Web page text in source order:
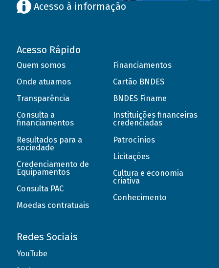
Acesso à informação
Acesso Rápido
Quem somos
Onde atuamos
Transparência
Consulta a
financiamentos
Resultados para a
sociedade
Credenciamento de
Equipamentos
Consulta PAC
Moedas contratuais
Financiamentos
Cartão BNDES
BNDES Finame
Instituições financeiras
credenciadas
Patrocínios
Licitações
Cultura e economia
criativa
Conhecimento
Redes Sociais
YouTube